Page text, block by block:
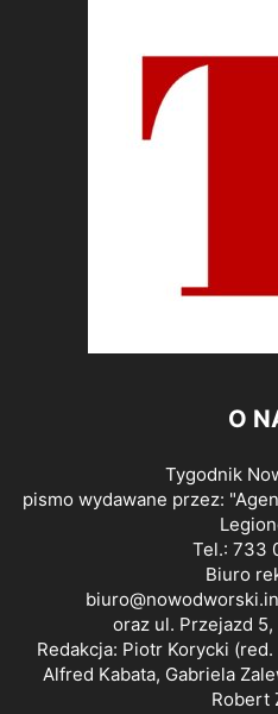
O
Tygodnik
pismo wydawane przez:
Tel.: 733
Biuro
oraz ul. Przejazd
Redakcja: Piotr Korycki
Alfred Kabata, Gabriela
Robert